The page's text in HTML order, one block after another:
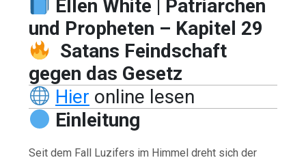
Ellen White | Patriarchen
und Propheten – Kapitel 29
Satans Feindschaft
gegen das Gesetz
Hier online lesen
Einleitung
Seit dem Fall Luzifers im Himmel dreht sich der